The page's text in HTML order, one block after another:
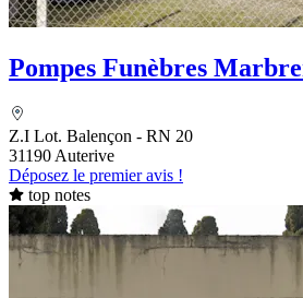
Pompes Funèbres
Z.I Lot. Balençon - RN 20
31190 Auterive
Déposez le premier avis !
top notes